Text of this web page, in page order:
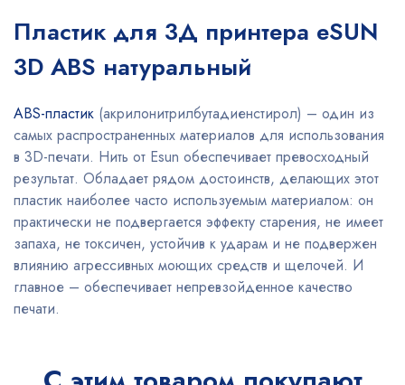
Пластик для 3Д принтера eSUN
3D ABS натуральный
ABS-пластик (акрилонитрилбутадиенстирол) – один из
самых распространенных материалов для использования
в 3D-печати. Нить от Esun обеспечивает превосходный
результат. Обладает рядом достоинств, делающих этот
пластик наиболее часто используемым материалом: он
практически не подвергается эффекту старения, не имеет
запаха, не токсичен, устойчив к ударам и не подвержен
влиянию агрессивных моющих средств и щелочей. И
главное – обеспечивает непревзойденное качество
печати.